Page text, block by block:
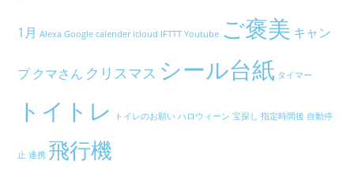
1月 Alexa Google calender icloud IFTTT Youtube ご褒美 キャン
プ クマさん クリスマス シール台紙 タイマー
トイトレ トイレのお願い ハロウィーン 宝探し 指定時間後 自動停
止 連携 飛行機